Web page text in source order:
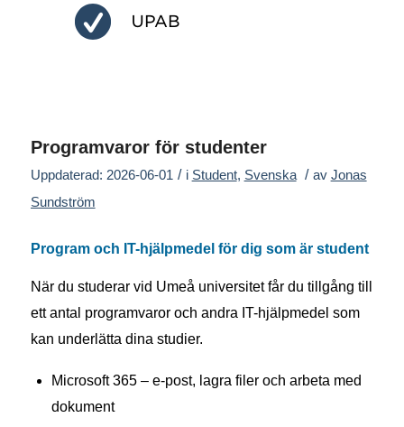
Programvaror för studenter
Uppdaterad: 2026-06-01 / i Student, Svenska / av Jonas
Sundström
Program och IT-hjälpmedel för dig som är student
När du studerar vid Umeå universitet får du tillgång till
ett antal programvaror och andra IT-hjälpmedel som
kan underlätta dina studier.
Microsoft 365 – e-post, lagra filer och arbeta med
dokument